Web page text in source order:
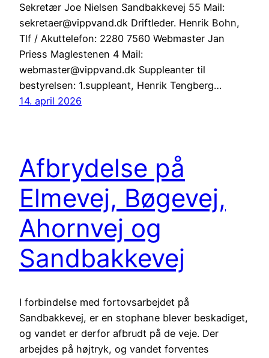
Sekretær Joe Nielsen Sandbakkevej 55 Mail:
sekretaer@vippvand.dk Driftleder. Henrik Bohn,
Tlf / Akuttelefon: 2280 7560 Webmaster Jan
Priess Maglestenen 4 Mail:
webmaster@vippvand.dk Suppleanter til
bestyrelsen: 1.suppleant, Henrik Tengberg…
14. april 2026
Afbrydelse på
Elmevej, Bøgevej,
Ahornvej og
Sandbakkevej
I forbindelse med fortovsarbejdet på
Sandbakkevej, er en stophane blever beskadiget,
og vandet er derfor afbrudt på de veje. Der
arbejdes på højtryk, og vandet forventes